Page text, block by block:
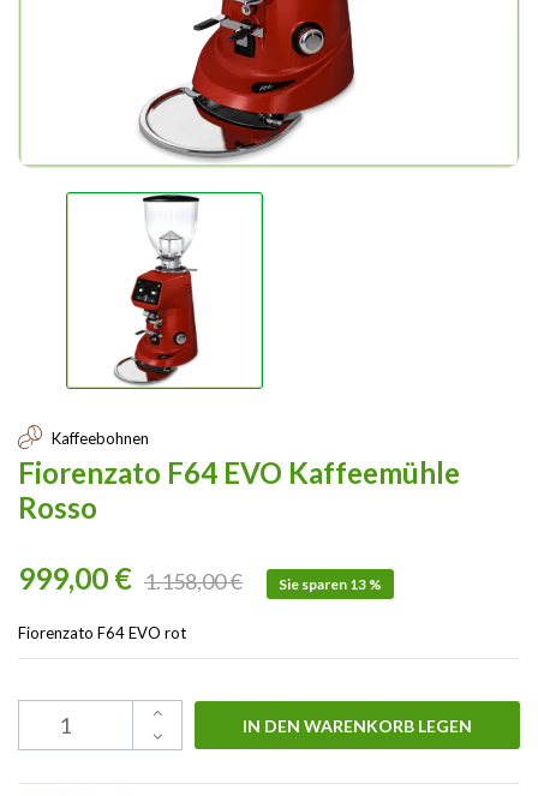
Kaffeebohnen
Fiorenzato F64 EVO Kaffeemühle
Rosso
999,00 € 1.158,00 € Sie sparen 13 %
Fiorenzato F64 EVO rot
IN DEN WARENKORB LEGEN